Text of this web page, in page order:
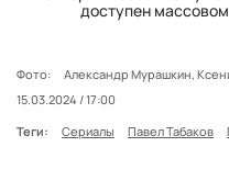
доступен
Фото: Александр Мурашкин,
15.03.2024 / 17:00
Теги:
Сериалы Павел Табаков